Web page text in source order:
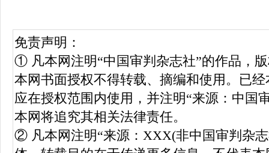
免责声明：
① 凡本网注明“中国审判杂志社”的作品，
本网书面授权不得转载、摘编和使用。已
应在授权范围内使用，并注明“来源：中国
本网将追究其相关法律责任。
② 凡本网注明“来源：XXX(非中国审判杂